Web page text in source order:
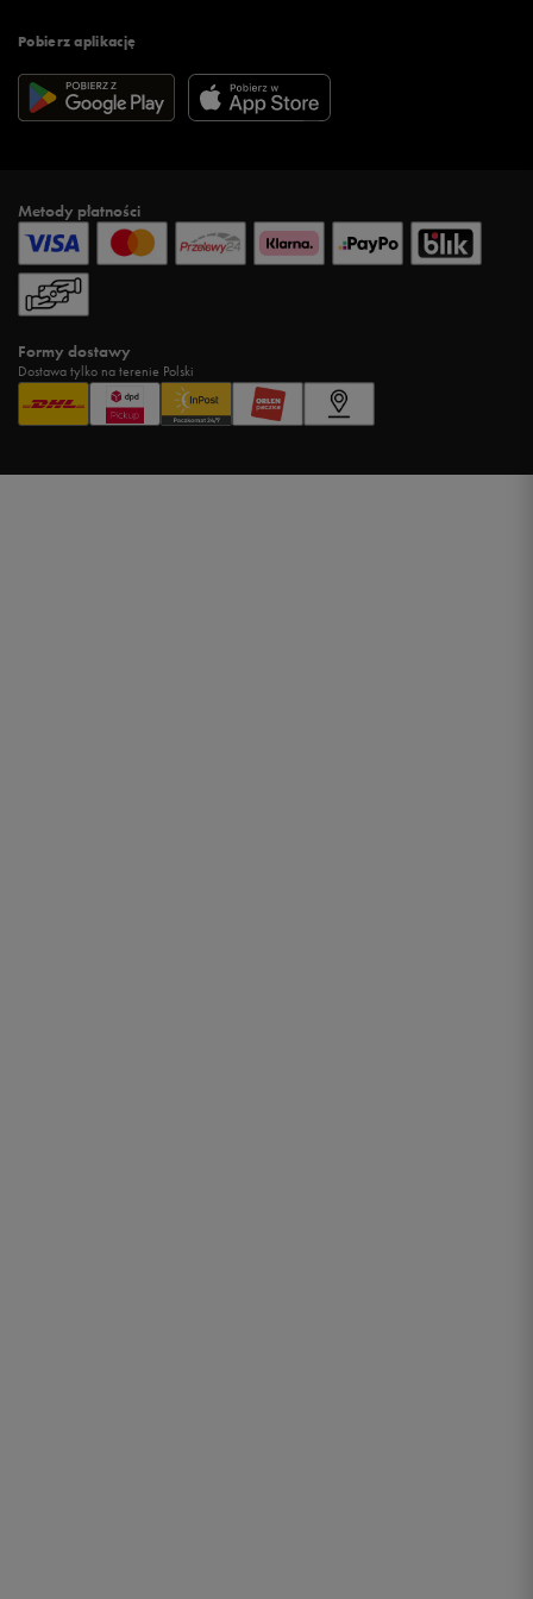
Pobierz aplikację
Metody płatności
Formy dostawy
Dostawa tylko na terenie Polski